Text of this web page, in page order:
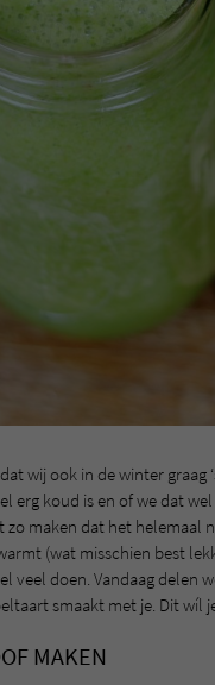
wij ook in de winter
erg koud is en of we dat
maken dat het helemaal
(wat misschien best
veel doen. Vandaag delen
smaakt met je. Dit wíl
MAKEN